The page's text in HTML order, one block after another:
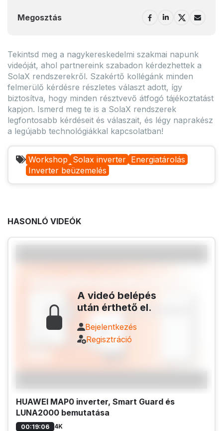
Megosztás
Tekintsd meg a nagykereskedelmi szakmai napunk
videóját, ahol partnereink szabadon kérdezhettek a
SolaX rendszerekről. Szakértő kollégánk minden
felmerülő kérdésre részletes választ adott, így
biztosítva, hogy minden résztvevő átfogó tájékoztatást
kapjon. Ismerd meg te is a SolaX rendszerek
legfontosabb kérdéseit és válaszait, és légy naprakész
a legújabb technológiákkal kapcsolatban!
Workshop Solax inverter Energiatárolás
Inverter beüzemelés
HASONLÓ VIDEÓK
A videó belépés
után érthető el.
Bejelentkezés
Regisztráció
HUAWEI MAP0 inverter, Smart Guard és
LUNA2000 bemutatása
00:19:06 4K